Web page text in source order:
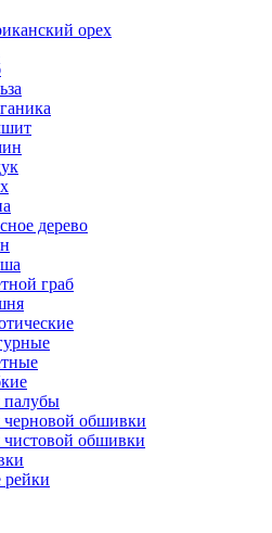
орех
дерево
граб
палубы
черновой обшивки
чистовой обшивки